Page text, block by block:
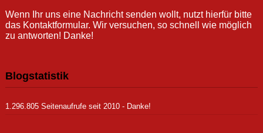
Wenn Ihr uns eine Nachricht senden wollt, nutzt hierfür bitte
das Kontaktformular. Wir versuchen, so schnell wie möglich
zu antworten! Danke!
Blogstatistik
1.296.805 Seitenaufrufe seit 2010 - Danke!